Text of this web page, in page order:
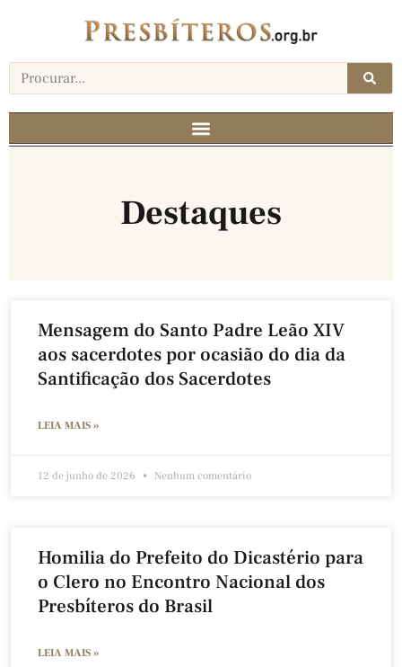
Destaques
Mensagem do Santo Padre Leão XIV
aos sacerdotes por ocasião do dia da
Santificação dos Sacerdotes
LEIA MAIS »
12 de junho de 2026 Nenhum comentário
Homilia do Prefeito do Dicastério para
o Clero no Encontro Nacional dos
Presbíteros do Brasil
LEIA MAIS »